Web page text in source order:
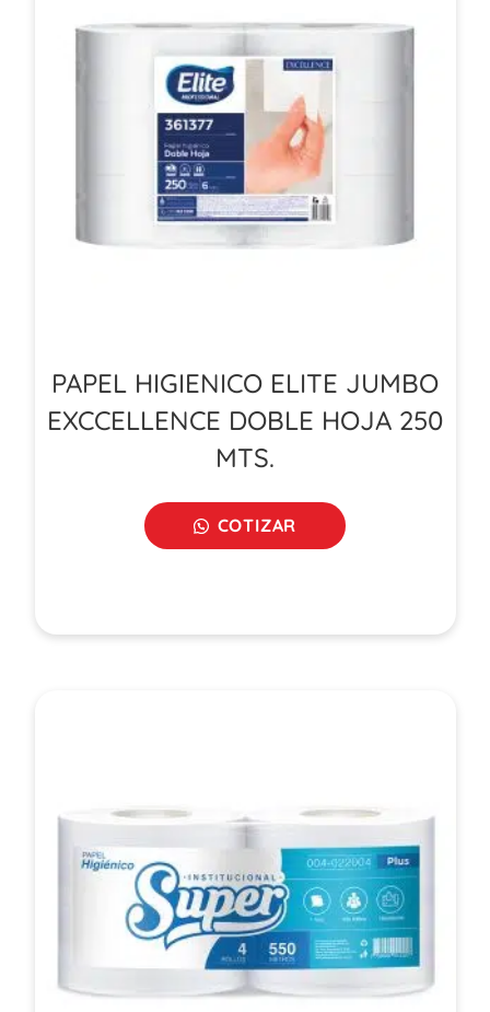
PAPEL HIGIENICO ELITE JUMBO
EXCCELLENCE DOBLE HOJA 250
MTS.
COTIZAR